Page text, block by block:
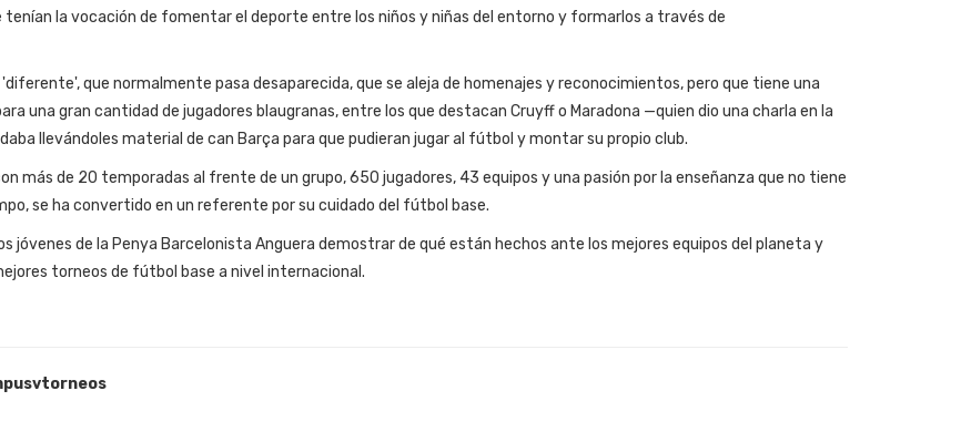
tenían la vocación de fomentar el deporte entre los niños y niñas del entorno y formarlos a través de
que normalmente pasa desaparecida, que se aleja de homenajes y reconocimientos, pero que tiene una
una gran cantidad de jugadores blaugranas, entre los que destacan Cruyff o Maradona —quien dio una charla en la
llevándoles material de can Barça para que pudieran jugar al fútbol y montar su propio club.
más de 20 temporadas al frente de un grupo, 650 jugadores, 43 equipos y una pasión por la enseñanza que no tiene
se ha convertido en un referente por su cuidado del fútbol base.
jóvenes de la Penya Barcelonista Anguera demostrar de qué están hechos ante los mejores equipos del planeta y
torneos de fútbol base a nivel internacional.